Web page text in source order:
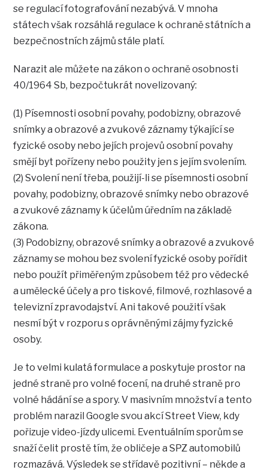
se regulací fotografování nezabývá. V mnoha
státech však rozsáhlá regulace k ochraně státních a
bezpečnostních zájmů stále platí.
Narazit ale můžete na zákon o ochraně osobnosti
40/1964 Sb, bezpočtukrát novelizovaný:
(1) Písemnosti osobní povahy, podobizny, obrazové
snímky a obrazové a zvukové záznamy týkající se
fyzické osoby nebo jejích projevů osobní povahy
smějí byt pořízeny nebo použity jen s jejím svolením.
(2) Svolení není třeba, použijí-li se písemnosti osobní
povahy, podobizny, obrazové snímky nebo obrazové
a zvukové záznamy k účelům úředním na základě
zákona.
(3) Podobizny, obrazové snímky a obrazové a zvukové
záznamy se mohou bez svolení fyzické osoby pořídit
nebo použít přiměřeným způsobem též pro vědecké
a umělecké účely a pro tiskové, filmové, rozhlasové a
televizní zpravodajství. Ani takové použití však
nesmí být v rozporu s oprávněnými zájmy fyzické
osoby.
Je to velmi kulatá formulace a poskytuje prostor na
jedné straně pro volné focení, na druhé straně pro
volné hádání se a spory. V masivním množství a tento
problém narazil Google svou akcí Street View, kdy
pořizuje video-jízdy ulicemi. Eventuálním sporům se
snaží čelit prostě tím, že obličeje a SPZ automobilů
rozmazává. Výsledek se střídavě pozitivní – někde a